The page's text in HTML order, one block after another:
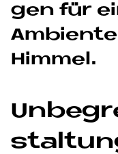
gen für
Him­mel.